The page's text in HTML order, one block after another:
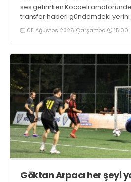
ses getirirken Kocaeli
transfer haberi gündemdeki yerini
05 Ağustos 2026 Çarşamba 15:00
Göktan Arpacı her şeyi